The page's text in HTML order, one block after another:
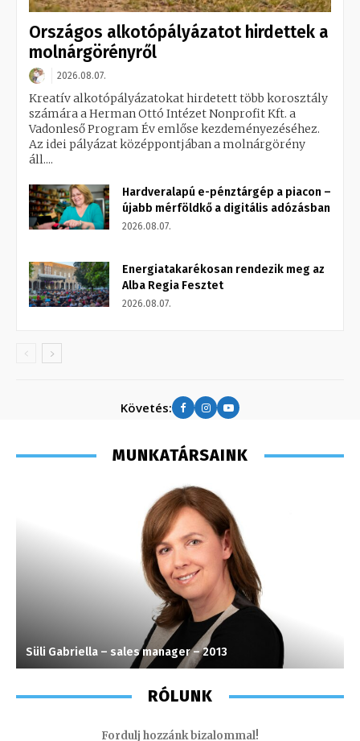
Országos alkotópályázatot hirdettek a
molnárgörényről
2026.08.07.
Kreatív alkotópályázatokat hirdetett több korosztály
számára a Herman Ottó Intézet Nonprofit Kft. a
Vadonleső Program Év emlőse kezdeményezéséhez.
Az idei pályázat középpontjában a molnárgörény
áll....
Hardveralapú e-pénztárgép a piacon –
újabb mérföldkő a digitális adózásban
2026.08.07.
Energiatakarékosan rendezik meg az
Alba Regia Fesztet
2026.08.07.
Követés:
MUNKATÁRSAINK
Süli Gabriella – sales manager – 2013
RÓLUNK
Fordulj hozzánk bizalommal!